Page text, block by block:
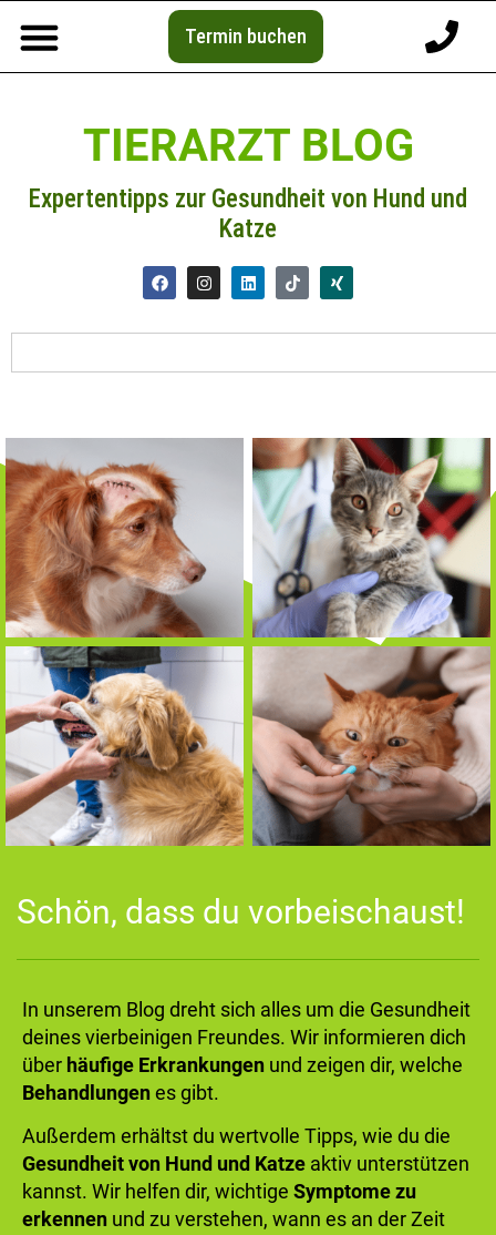
Termin buchen
TIERARZT BLOG
Expertentipps zur Gesundheit von Hund und
Katze
Schön, dass du vorbeischaust!
In unserem Blog dreht sich alles um die Gesundheit
deines vierbeinigen Freundes. Wir informieren dich
über häufige Erkrankungen und zeigen dir, welche
Behandlungenes gibt.
Außerdem erhältst du wertvolle Tipps, wie du die
Gesundheit von Hund und Katze aktiv unterstützen
kannst. Wir helfen dir, wichtige Symptome zu
erkennen und zu verstehen, wann es an der Zeit